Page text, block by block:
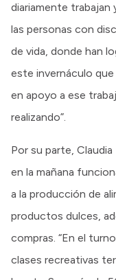
diariamente trabajan
las personas con
de vida, donde han
este invernáculo
en apoyo a ese
realizando”.
Por su parte,
en la mañana
a la producción de
productos dulces,
compras. “En el
clases recreativas